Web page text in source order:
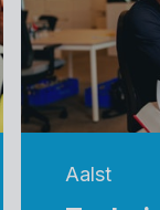
Aalst